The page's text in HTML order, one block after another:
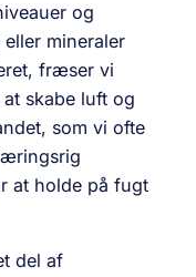
og
mineraler
fræser vi
skabe luft og
som vi ofte
at holde på fugt
del af